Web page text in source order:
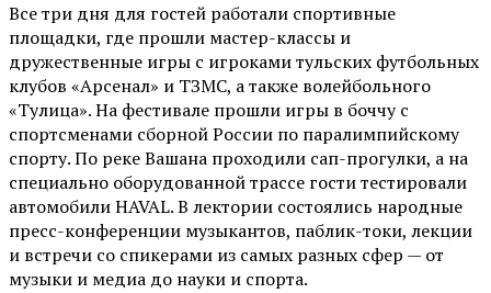
Все три дня для гостей работали спортивные
площадки, где прошли мастер-классы и
дружественные игры с игроками тульских футбольных
клубов «Арсенал» и ТЗМС, а также волейбольного
«Тулица». На фестивале прошли игры в боччу с
спортсменами сборной России по паралимпийскому
спорту. По реке Вашана проходили сап-прогулки, а на
специально оборудованной трассе гости тестировали
автомобили HAVAL. В лектории состоялись народные
пресс-конференции музыкантов, паблик-токи, лекции
и встречи со спикерами из самых разных сфер — от
музыки и медиа до науки и спорта.